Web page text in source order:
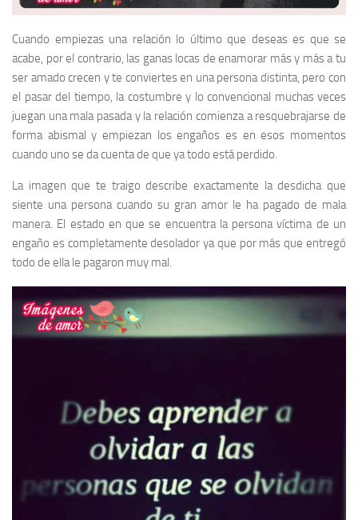
Cuando empiezas una relación lo último que deseas es que se
acabe, por el contrario, las ganas locas de enamorar más y más a tu
ser amado crecen y te conviertes en una persona distinta, pero con
el pasar del tiempo, la costumbre y lo convencional muchas veces
juegan una mala pasada y la relación comienza a resquebrajarse de
forma abismal y empiezan los engaños es en esos momentos
cuando uno se da cuenta de que ya todo está perdido.
La imagen que te traigo describe exactamente la desdicha que
siente una persona cuando su gran amor le ha pagado de mala
manera. El estado en que se encuentra la persona víctima de un
engaño es completamente desolador ya que por más que entregó
todo de ella le pagaron muy mal.